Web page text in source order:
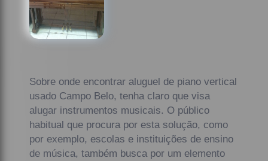
Sobre onde encontrar aluguel de piano vertical
usado Campo Belo, tenha claro que visa
alugar instrumentos musicais. O público
habitual que procura por esta solução, como
por exemplo, escolas e instituições de ensino
de música, também busca por um elemento